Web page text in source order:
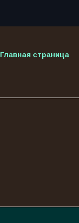
Главная страница